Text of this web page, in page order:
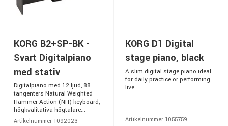
KORG B2+SP-BK -
Svart Digitalpiano
med stativ
Digitalpiano med 12 ljud, 88
tangenters Natural Weighted
Hammer Action (NH) keyboard,
högkvalitativa högtalare...
Artikelnummer 1092023
KORG D1 Digital
stage piano, black
A slim digital stage piano ideal
for daily practice or performing
live.
Artikelnummer 1055759